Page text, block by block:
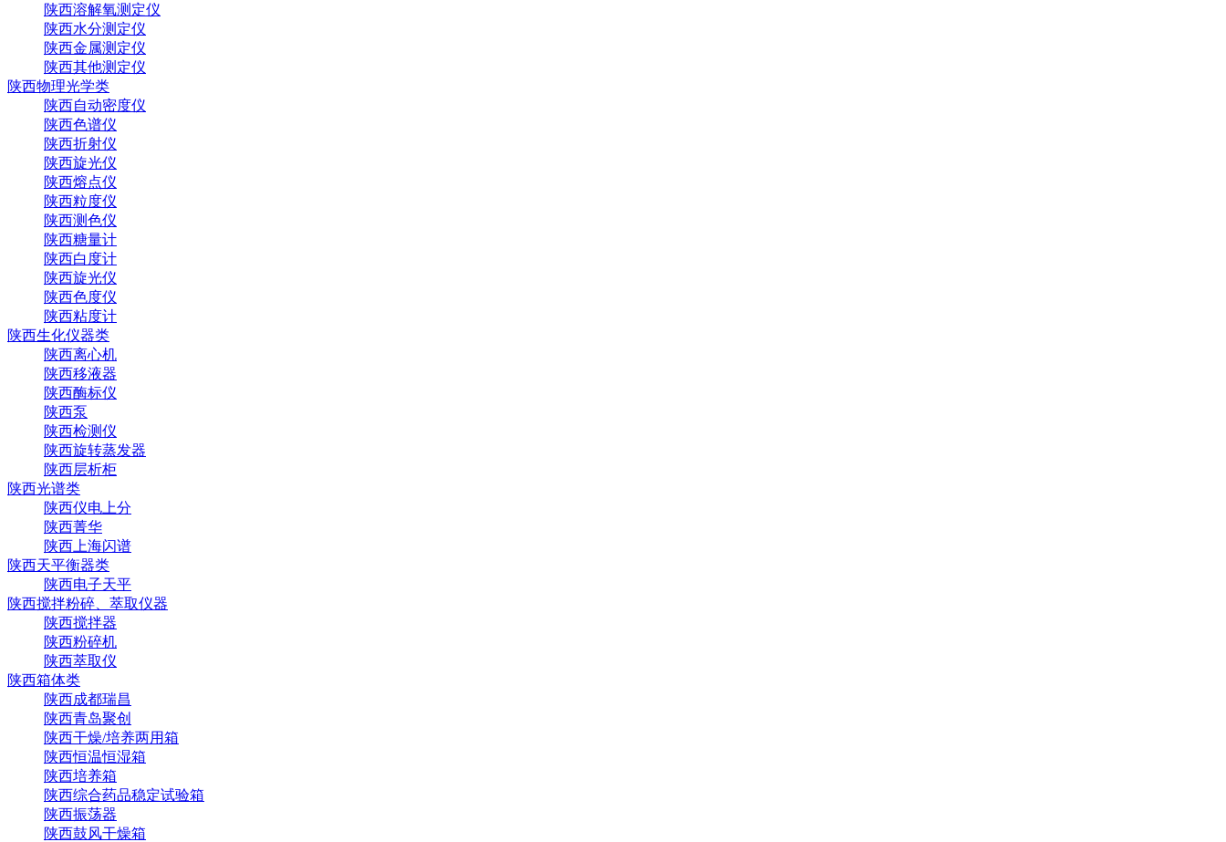
陕西溶解氧测定仪
陕西水分测定仪
陕西金属测定仪
陕西其他测定仪
陕西物理光学类
陕西自动密度仪
陕西色谱仪
陕西折射仪
陕西旋光仪
陕西熔点仪
陕西粒度仪
陕西测色仪
陕西糖量计
陕西白度计
陕西旋光仪
陕西色度仪
陕西粘度计
陕西生化仪器类
陕西离心机
陕西移液器
陕西酶标仪
陕西泵
陕西检测仪
陕西旋转蒸发器
陕西层析柜
陕西光谱类
陕西仪电上分
陕西菁华
陕西上海闪谱
陕西天平衡器类
陕西电子天平
陕西搅拌粉碎、萃取仪器
陕西搅拌器
陕西粉碎机
陕西萃取仪
陕西箱体类
陕西成都瑞昌
陕西青岛聚创
陕西干燥/培养两用箱
陕西恒温恒湿箱
陕西培养箱
陕西综合药品稳定试验箱
陕西振荡器
陕西鼓风干燥箱